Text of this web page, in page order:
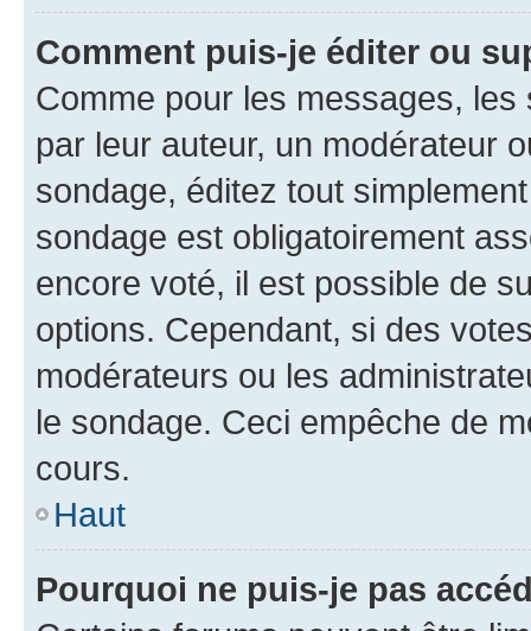
Comment puis-je éditer ou
Comme pour les messages,
par leur auteur, un modérateur
sondage, éditez tout
sondage est obligatoirement
encore voté, il est possible de
options. Cependant, si des
modérateurs ou les
le sondage. Ceci empêche de
cours.
Haut
Pourquoi ne puis-je pas